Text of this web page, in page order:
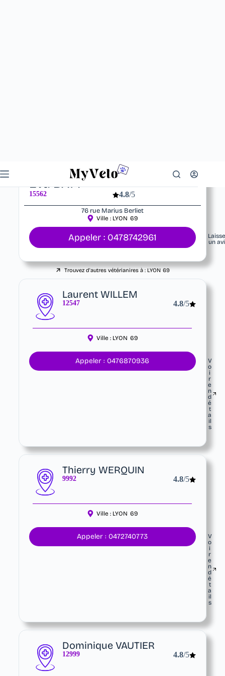
Votre vétérinaire
Eva BATY
15562 4.8/5
76 rue Marius Berliet
Ville : LYON 69
Appeler : 0478742961
un
Trouvez d'autres vétérianires à : LYON 69
Laurent WILLEM
12547 4.8/5
Ville : LYON 69
Appeler : 0476870936
V
o
i
r
e
n
d
é
t
a
il
s
Thierry WERQUIN
9992 4.8/5
Ville : LYON 69
Appeler : 0472740773
V
o
i
r
e
n
d
é
t
a
il
s
Dominique VAUTIER
12999 4.8/5